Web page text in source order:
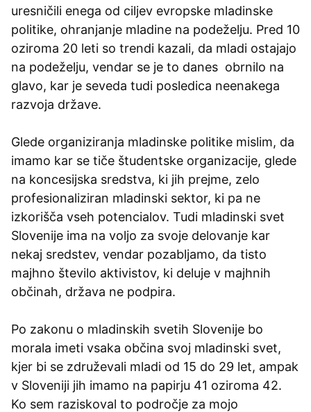
uresničili enega od ciljev evropske mladinske
politike, ohranjanje mladine na podeželju. Pred 10
oziroma 20 leti so trendi kazali, da mladi ostajajo
na podeželju, vendar se je to danes obrnilo na
glavo, kar je seveda tudi posledica neenakega
razvoja države.
Glede organiziranja mladinske politike mislim, da
imamo kar se tiče študentske organizacije, glede
na koncesijska sredstva, ki jih prejme, zelo
profesionaliziran mladinski sektor, ki pa ne
izkorišča vseh potencialov. Tudi mladinski svet
Slovenije ima na voljo za svoje delovanje kar
nekaj sredstev, vendar pozabljamo, da tisto
majhno število aktivistov, ki deluje v majhnih
občinah, država ne podpira.
Po zakonu o mladinskih svetih Slovenije bo
morala imeti vsaka občina svoj mladinski svet,
kjer bi se združevali mladi od 15 do 29 let, ampak
v Sloveniji jih imamo na papirju 41 oziroma 42.
Ko sem raziskoval to področje za mojo